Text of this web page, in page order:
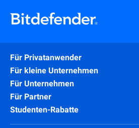
Für Privatanwender
Für kleine Unternehmen
Für Unternehmen
Für Partner
Studenten-Rabatte